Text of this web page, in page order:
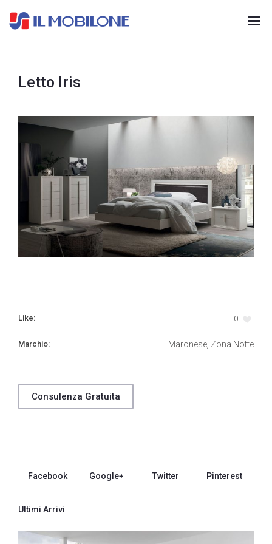
Letto Iris
Like: 0
Marchio: Maronese, Zona Notte
Consulenza Gratuita
Facebook Google+ Twitter Pinterest
Ultimi Arrivi